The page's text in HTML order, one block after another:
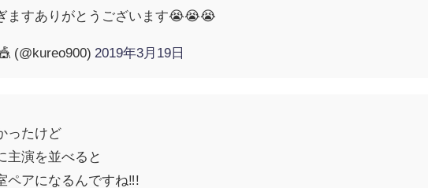
ますありがとうございます😭😭😭
(@kureo900) 2019年3月19日
ったけど
主演を並べると
ペアになるんですね‼!